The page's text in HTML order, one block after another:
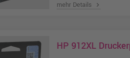
mehr Details chevron_right
HP 912XL